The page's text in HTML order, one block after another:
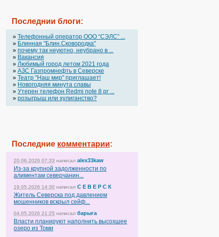
Последнии блоги:
» Телефонный оператор OOO “СЭЛС” ...
» Блинная "Блин.Сковородка"
» почему так неуютно, неубрано в ...
» Вакансия
» Любимый город летом 2021 года
» АЗС Газпромнефть в Северске
» Театр "Наш мир" приглашает!
» Новогодняя минута славы
» Утерен телефон Redmi note 8 pr ...
» розыгрыш или хулиганство?
Последние комментарии:
20.06.2026 07:33 написал alex33kaw
Из-за крупной задолженности по
алиментам северчанин...
19.05.2026 14:30 написал С Е В Е Р С К
Житель Северска под давлением
мошенников вскрыл сейф...
04.05.2026 21:25 написал барыга
Власти планируют наполнить высохшее
озеро из Томи